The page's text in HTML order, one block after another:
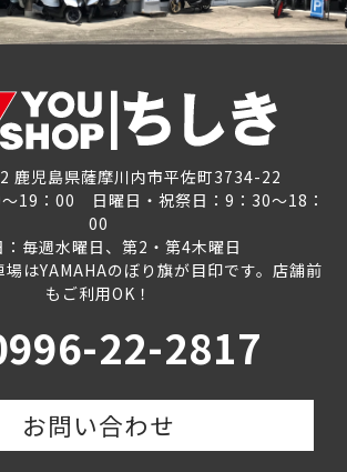
鹿児島県薩摩川内市平佐町3734-22
19：00 日曜日・祝祭日：9：30～18：
00
：毎週水曜日、第2・第4木曜日
はYAMAHAのぼり旗が目印です。店舗前
もご利用OK！
22-2817
お問い合わせ